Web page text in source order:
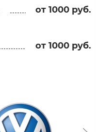
от 1000 руб.
от 1000 руб.